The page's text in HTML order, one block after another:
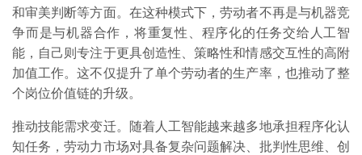
和审美判断等方面。在这种模式下，劳动者不再是与机器竞
争而是与机器合作，将重复性、程序化的任务交给人工智
能，自己则专注于更具创造性、策略性和情感交互性的高附
加值工作。这不仅提升了单个劳动者的生产率，也推动了整
个岗位价值链的升级。
推动技能需求变迁。随着人工智能越来越多地承担程序化认
知任务，劳动力市场对具备复杂问题解决、批判性思维、创